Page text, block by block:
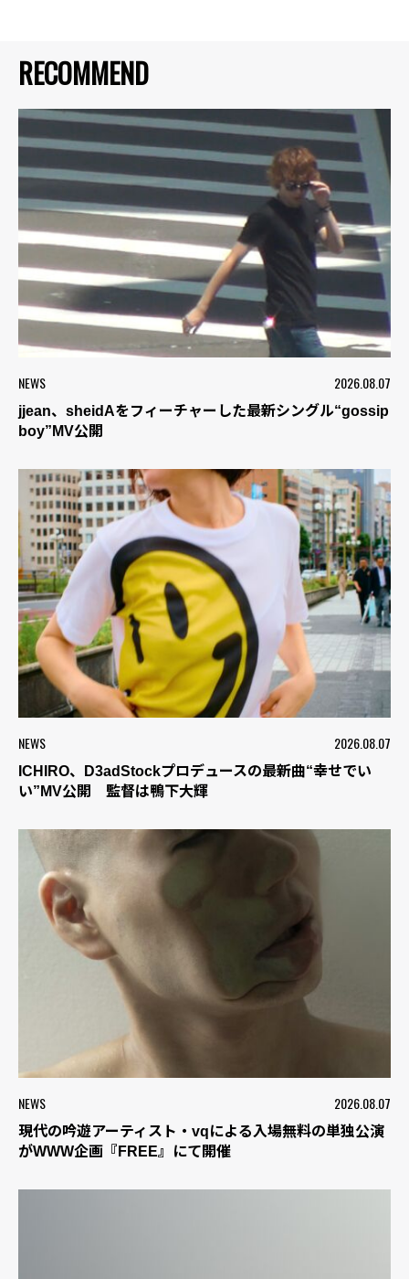
RECOMMEND
NEWS 2026.08.07
jjean、sheidAをフィーチャーした最新シングル“gossip
boy”MV公開
NEWS 2026.08.07
ICHIRO、D3adStockプロデュースの最新曲“幸せでい
い”MV公開 監督は鴨下大輝
NEWS 2026.08.07
現代の吟遊アーティスト・vqによる入場無料の単独公演
がWWW企画『FREE』にて開催